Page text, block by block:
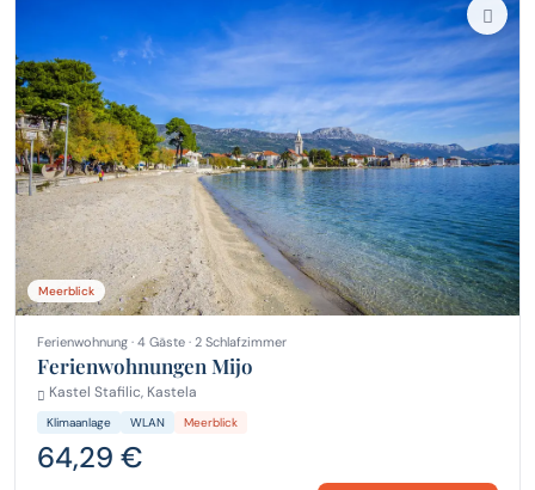
Meerblick
Ferienwohnung · 4 Gäste · 2 Schlafzimmer
Ferienwohnungen Mijo
Kastel Stafilic, Kastela
Klimaanlage WLAN Meerblick
64,29 €